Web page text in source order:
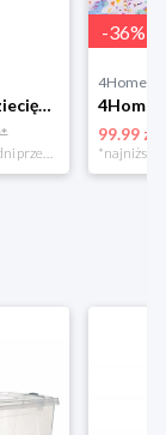
Bellatex Koc dziecięcy Bára Butterfly różowy, 75 x 100 cm
*najniższa cena z 30 dni przed obniżką
-36%
4Home
99.99 zł